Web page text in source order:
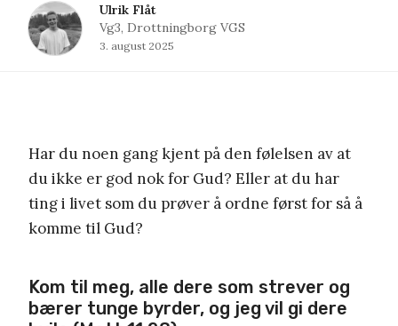
Ulrik Flåt
Vg3, Drottningborg VGS
3. august 2025
Har du noen gang kjent på den følelsen av at
du ikke er god nok for Gud? Eller at du har
ting i livet som du prøver å ordne først for så å
komme til Gud?
Kom til meg, alle dere som strever og
bærer tunge byrder, og jeg vil gi dere